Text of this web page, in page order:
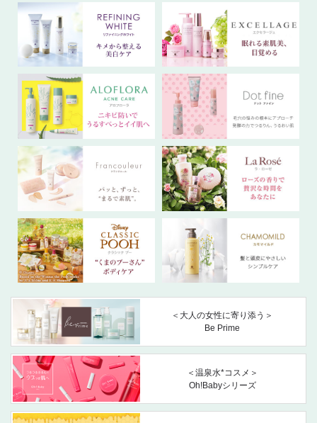
＜大人の女性に寄り添う＞
Be Prime
＜温泉水*コスメ＞
Oh!Babyシリーズ